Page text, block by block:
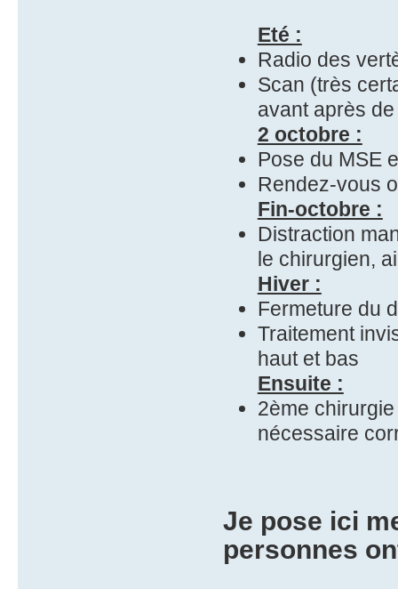
Eté :
Radio des
Scan (très
avant après
2 octobre :
Pose du MSE
Rendez-vous
Fin-octobre :
Distraction
le chirurgien,
Hiver :
Fermeture du
Traitement
haut et bas
Ensuite :
2ème
nécessaire
Je pose ici
personnes